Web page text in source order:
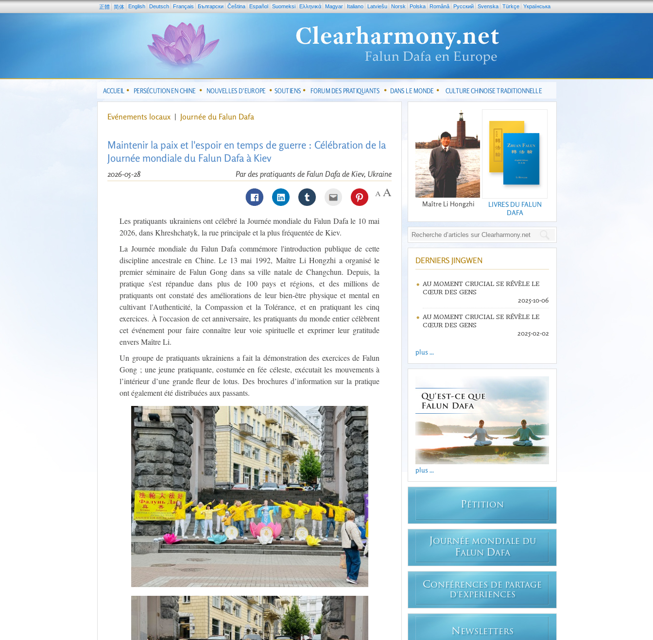
正體 简体 English Deutsch Français Български Čeština Español Suomeksi Ελληνικά Magyar Italiano Latviešu Norsk Polska Română Pусский Svenska Türkçe Yкраїнська
ACCUEIL PERSÉCUTION EN CHINE NOUVELLES D’EUROPE SOUTIENS FORUM DES PRATIQUANTS DANS LE MONDE CULTURE CHINOISE TRADITIONNELLE
Evénements locaux | Journée du Falun Dafa
Maintenir la paix et l'espoir en temps de guerre : Célébration de la
Journée mondiale du Falun Dafa à Kiev
Par des pratiquants de Falun Dafa de Kiev, Ukraine
2026-05-28
Les pratiquants ukrainiens ont célébré la Journée mondiale du Falun Dafa le 10 mai
2026, dans Khreshchatyk, la rue principale et la plus fréquentée de Kiev.
La Journée mondiale du Falun Dafa commémore l'introduction publique de cette
discipline ancestrale en Chine. Le 13 mai 1992, Maître Li Hongzhi a organisé le
premier séminaire de Falun Gong dans sa ville natale de Changchun. Depuis, la
pratique s'est répandue dans plus de 100 pays et régions, et des millions de
pratiquants ont constaté des améliorations de leur bien-être physique et mental en
cultivant l'Authenticité, la Compassion et la Tolérance, et en pratiquant les cinq
exercices. À l'occasion de cet anniversaire, les pratiquants du monde entier célèbrent
cet événement pour faire connaître leur voie spirituelle et exprimer leur gratitude
envers Maître Li.
Un groupe de pratiquants ukrainiens a fait la démonstration des exercices de Falun
Gong ; une jeune pratiquante, costumée en fée céleste, exécutait les mouvements à
l’intérieur d’une grande fleur de lotus. Des brochures d’information sur la pratique
ont également été distribuées aux passants.
Maître Li Hongzhi
LIVRES DU FALUN
DAFA
DERNIERS JINGWEN
AU MOMENT CRUCIAL SE RÉVÈLE LE
CŒUR DES GENS
2025-10-06
AU MOMENT CRUCIAL SE RÉVÈLE LE
CŒUR DES GENS
2025-02-02
plus ...
plus ...
PÉTITION
JOURNÉE MONDIALE DU
FALUN DAFA
CONFÉRENCES DE PARTAGE
D'EXPERIENCES
N EWSLETTERS